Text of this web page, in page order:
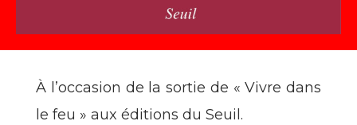
À l’occasion de la sortie de « Vivre dans
le feu » aux éditions du Seuil.